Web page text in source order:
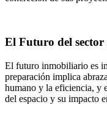
El Futuro del
El futuro inmobiliario es
preparación implica
humano y la eficiencia, y
del espacio y su impacto